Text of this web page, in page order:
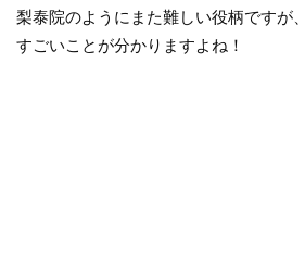
梨泰院のようにまた難しい役柄ですが
すごいことが分かりますよね！